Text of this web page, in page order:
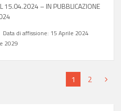
15.04.2024 – IN PUBBLICAZIONE
Data di affissione: 15 Aprile 2024
2029
1 2